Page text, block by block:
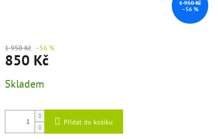
1 950 Kč
–56 %
1 950 Kč –56 %
850 Kč
cena:
Skladem
Přidat do košíku